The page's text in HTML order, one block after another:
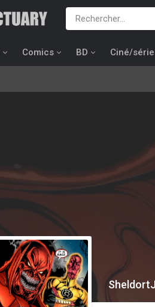
Comics BD Ciné/série